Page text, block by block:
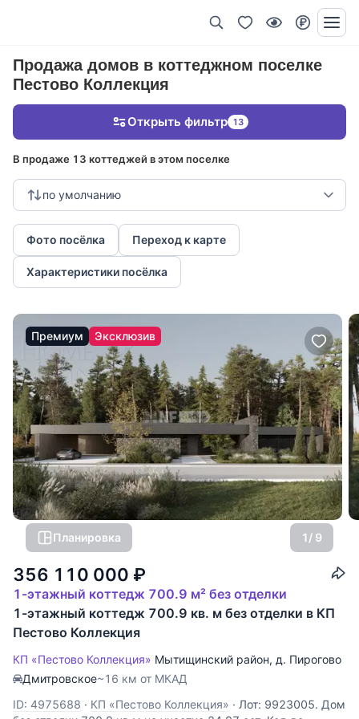
Продажа домов в коттеджном поселке
Пестово Коллекция
В продаже 13 коттеджей в этом поселке
по умолчанию
Фото посёлка Переход к карте
Характеристики посёлка
Открыть фильтр 13
Премиум Эксклюзив
Планировка 1/ 9
356 110 000 ₽
1-этажный коттедж 700.9 м² без отделки
1-этажный коттедж 700.9 кв. м без отделки в КП
Пестово Коллекция
КП «Пестово Коллекция» Мытищинский район, д. Пирогово
Дмитровское~16 км от МКАД
ID: 4975688 · КП «Пестово Коллекция» · Лот: 9923005. Дом